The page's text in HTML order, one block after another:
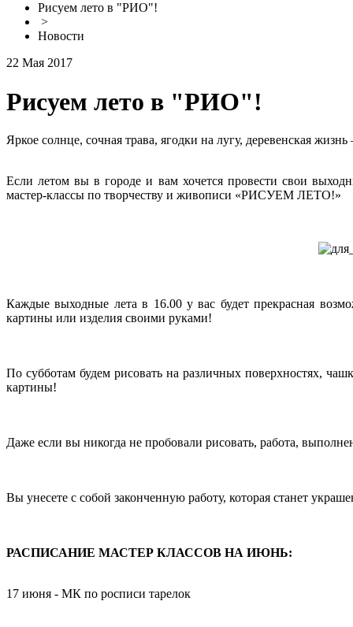
Рисуем лето в "РИО"!
>
Новости
22 Мая 2017
Рисуем лето в "РИО"!
Яркое солнце, сочная трава, ягодки на лугу, деревенская
Если летом вы в городе и вам хочется провести свои
мастер-классы по творчеству и живописи «РИСУЕМ ЛЕТО!»
Каждые выходные лета в 16.00 у вас будет прекрасная
картины или изделия своими руками!
По субботам будем рисовать на различных поверхностях,
картины!
Даже если вы никогда не пробовали рисовать, работа,
Вы унесете с собой законченную работу, которая станет
РАСПИСАНИЕ МАСТЕР КЛАССОВ НА ИЮНЬ:
17 июня - МК по росписи тарелок